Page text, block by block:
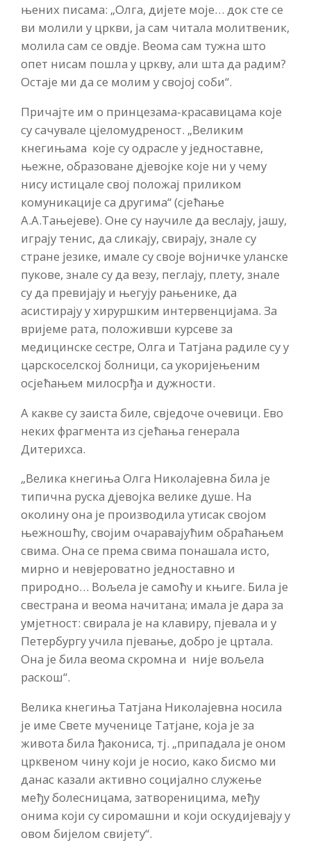
њених писама: „Олга, дијете моје… док сте се
ви молили у цркви, ја сам читала молитвеник,
молила сам се овдје. Веома сам тужна што
опет нисам пошла у цркву, али шта да радим?
Остаје ми да се молим у својој соби“.
Причајте им о принцезама-красавицама које
су сачувале цјеломудреност. „Великим
кнегињама које су одрасле у једноставне,
њежне, образоване дјевојке које ни у чему
нису истицале свој положај приликом
комуникације са другима“ (сјећање
А.А.Тањејеве). Оне су научиле да веслају, јашу,
играју тенис, да сликају, свирају, знале су
стране језике, имале су своје војничке уланске
пукове, знале су да везу, пеглају, плету, знале
су да превијају и његују рањенике, да
асистирају у хируршким интервенцијама. За
вријеме рата, положивши курсеве за
медицинске сестре, Олга и Татјана радиле су у
царскоселској болници, са укоријењеним
осјећањем милосрђа и дужности.
А какве су заиста биле, свједоче очевици. Ево
неких фрагмента из сјећања генерала
Дитерихса.
„Велика кнегиња Олга Николајевна била је
типична руска дjевојка велике душе. На
околину она је производила утисак својом
њежношћу, својим очаравајућим обраћањем
свима. Она се према свима понашала исто,
мирно и невјероватно једноставно и
природно… Вољела је самоћу и књиге. Била је
свестрана и веома начитана; имала је дара за
умјетност: свирала је на клавиру, пјевала и у
Петербургу учила пјевање, добро је цртала.
Она је била веома скромна и није вољела
раскош“.
Велика кнегиња Татјана Николајевна носила
је име Свете мученице Татјане, која је за
живота била ђакониса, тј. „припадала је оном
црквеном чину који је носио, како бисмо ми
данас казали активно социјално служење
међу болесницама, затвореницима, међу
онима који су сиромашни и који оскудијевају у
овом бијелом свијету“.